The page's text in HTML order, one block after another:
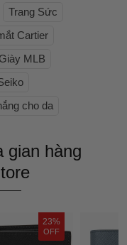
Trang Sức
Cartier
Giày MLB
cho da
gian hàng
23%
OFF